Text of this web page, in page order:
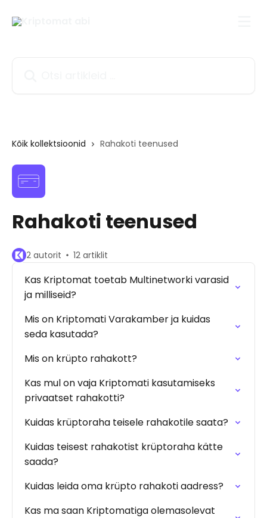
Kõik kollektsioonid Rahakoti teenused
Rahakoti teenused
2 autorit 12 artiklit
Kas Kriptomat toetab Multinetworki varasid
ja milliseid?
Mis on Kriptomati Varakamber ja kuidas
seda kasutada?
Mis on krüpto rahakott?
Kas mul on vaja Kriptomati kasutamiseks
privaatset rahakotti?
Kuidas krüptoraha teisele rahakotile saata?
Kuidas teisest rahakotist krüptoraha kätte
saada?
Kuidas leida oma krüpto rahakoti aadress?
Kas ma saan Kriptomatiga olemasolevat